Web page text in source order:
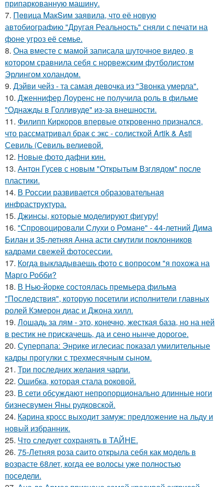
припаркованную машину.
7. Пeвица MакSим заявила, что её новую
автобиографию "Другая Реальность" сняли с печати на
фоне угроз её семье.
8. Она вместе с мамой записала шуточное видео, в
котором сравнила себя с норвежским футболистом
Эрлингом холандом.
9. Дэйви чейз - та самая девочка из "Звонка умерла".
10. Дженнифер Лоуренс не получила роль в фильме
"Однажды в Голливуде" из-за внешности.
11. Филипп Киркоров впервые откровенно признался,
что рассматривал брак с экс - солисткой Artik & Asti
Севиль (Севиль велиевой.
12. Новые фото дафни кин.
13. Антон Гусев с новым "Открытым Взглядом" после
пластики.
14. В России развивается образовательная
инфраструктура.
15. Джинсы, которые моделируют фигуру!
16. "Спровоцировали Слухи о Романе" - 44-летний Дима
Билан и 35-летняя Анна асти смутили поклонников
кадрами свежей фотосессии.
17. Когда выкладываешь фото с вопросом "я похожа на
Марго Робби?
18. В Нью-йорке состоялась премьера фильма
"Последствия", которую посетили исполнители главных
ролей Кэмерон диас и Джона хилл.
19. Лошадь за лям - это, конечно, жесткая база, но на ней
в рестик не прискачешь, да и сено нынче дорогое.
20. Суперпапа: Энрике иглесиас показал умилительные
кадры прогулки с трехмесячным сыном.
21. Три последних желания чарли.
22. Ошибка, которая стала роковой.
23. В сети обсуждают непропорционально длинные ноги
бизнесвумен Яны рудковской.
24. Карина кросс выходит замуж: предложение на льду и
новый избранник.
25. Что следует сохранять в ТАЙНЕ.
26. 75-Летняя роза саито открыла себя как модель в
возрасте 68лет, когда ее волосы уже полностью
поседели.